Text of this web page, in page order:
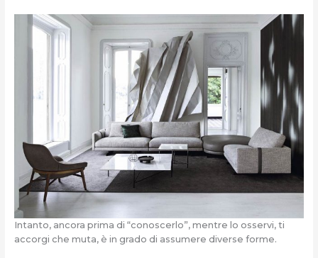
Intanto, ancora prima di “conoscerlo”, mentre lo osservi, ti
accorgi che muta, è in grado di assumere diverse forme.